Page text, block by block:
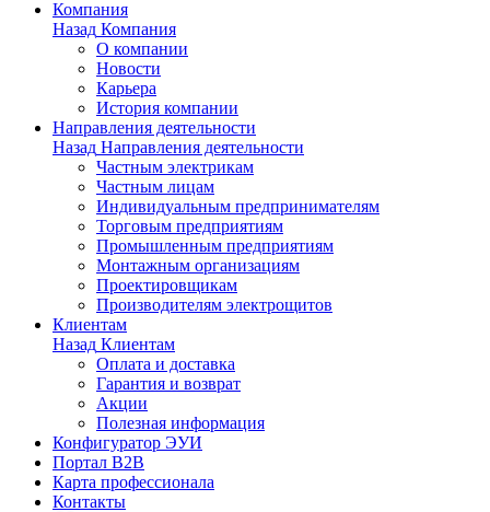
Компания
Назад Компания
О компании
Новости
Карьера
История компании
Направления деятельности
Назад Направления деятельности
Частным электрикам
Частным лицам
Индивидуальным предпринимателям
Торговым предприятиям
Промышленным предприятиям
Монтажным организациям
Проектировщикам
Производителям электрощитов
Клиентам
Назад Клиентам
Оплата и доставка
Гарантия и возврат
Акции
Полезная информация
Конфигуратор ЭУИ
Портал B2B
Карта профессионала
Контакты